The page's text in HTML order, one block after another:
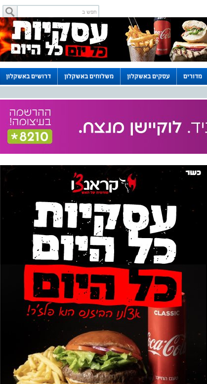
מדורים עסקים באשקלון משלוחים באשקלון דרושים באשקלון